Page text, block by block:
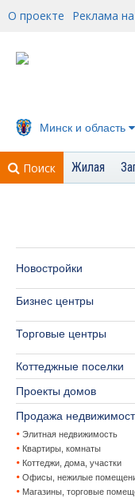
О проекте Реклама
Минск и область
Поиск Жилая
Новостройки
Бизнес центры
Торговые центры
Коттеджные поселки
Проекты домов
Продажа
Элитная недвижимость
Квартиры, комнаты
Коттеджи, дома, участки
Офисы, нежилые
Магазины, торговые